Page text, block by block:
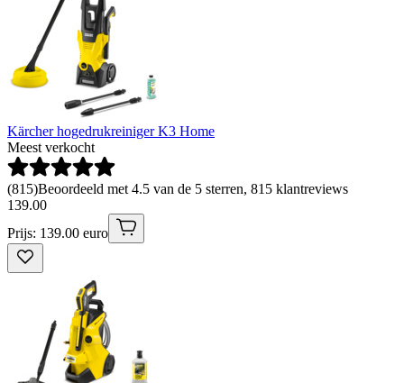
Kärcher hogedrukreiniger K3 Home
Meest verkocht
(815)Beoordeeld met 4.5 van de 5 sterren, 815 klantreviews
139.00
Prijs: 139.00 euro